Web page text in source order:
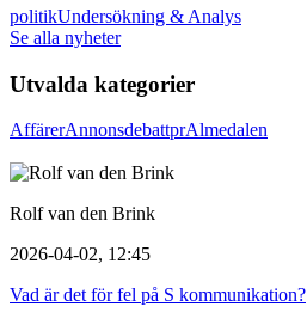
politikUndersökning & Analys
Se alla nyheter
Utvalda kategorier
AffärerAnnonsdebattprAlmedalen
Rolf van den Brink
2026-04-02, 12:45
Vad är det för fel på S kommunikation?